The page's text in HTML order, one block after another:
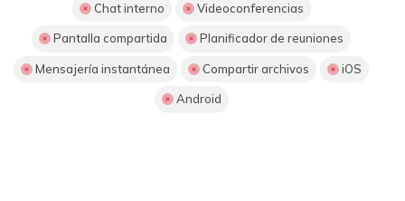
Chat interno Videoconferencias
Pantalla compartida Planificador de reuniones
Mensajería instantánea Compartir archivos iOS
Android